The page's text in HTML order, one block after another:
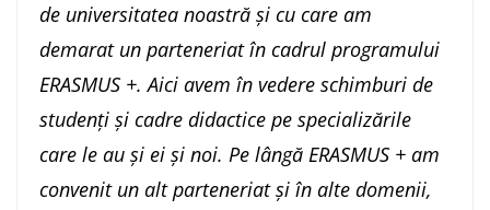
de universitatea noastră și cu care am
demarat un parteneriat în cadrul programului
ERASMUS +. Aici avem în vedere schimburi de
studenți și cadre didactice pe specializările
care le au și ei și noi. Pe lângă ERASMUS + am
convenit un alt parteneriat și în alte domenii,